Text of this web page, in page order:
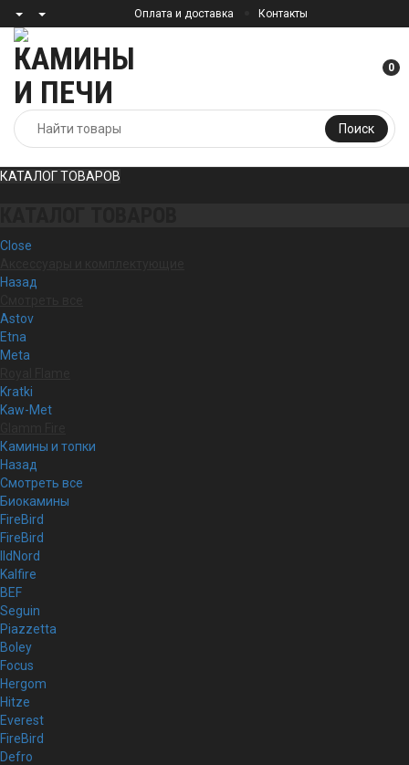
Оплата и доставка Контакты
Поиск
0
КАТАЛОГ ТОВАРОВ
Close
Назад
Astov
Etna
Meta
Kratki
Kaw-Met
Камины и топки
Назад
Смотреть все
Биокамины
FireBird
FireBird
IldNord
Kalfire
BEF
Seguin
Piazzetta
Boley
Focus
Hergom
Hitze
Everest
FireBird
Defro